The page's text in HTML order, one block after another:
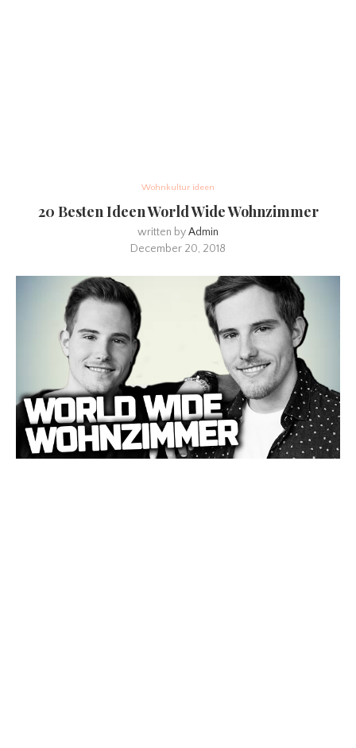
Wohnkultur ideen
20 Besten Ideen World Wide Wohnzimmer
written byAdmin
December 20, 2018